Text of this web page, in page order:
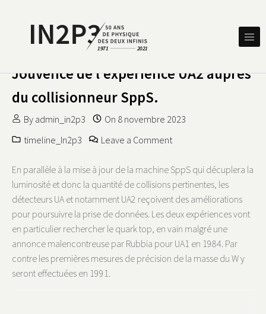
IN2P3 50 ANS DE PHYSIQUE
Jouvence de l’expérience UA2 auprès
du collisionneur SppS.
By admin_in2p3 On 8 novembre 2023
timeline_In2p3
Leave a Commenton Jouvence de
En parallèle à la mise à jour de la machine SppS qui décuplera la
luminosité et donc la quantité de collisions pertinentes, les
détecteurs UA et notamment UA2 reçoivent des améliorations
pour poursuivre la prise de données. Les deux expériences vont
en particulier rechercher le quark top, en vain malgré une
annonce malencontreuse par Rubbia pour UA1 en 1984. Par
contre les premières mesures de précision de la masse du W y
seront effectuées en 1991.